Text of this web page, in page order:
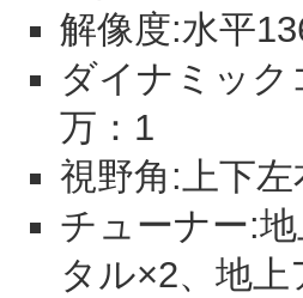
解像度:水平
ダイナミッ
万：1
視野角:上下
チューナー:
タル×2、地